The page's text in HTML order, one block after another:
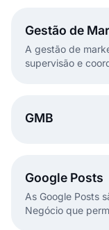
Gestão de
A gestão de
supervisão e
GMB
Google Posts
As Google Posts
Negócio que